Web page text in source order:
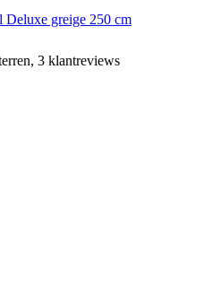
Deluxe greige 250 cm
3 klantreviews